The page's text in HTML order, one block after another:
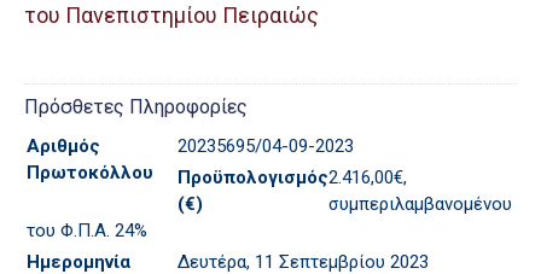
του Πανεπιστημίου Πειραιώς
Πρόσθετες Πληροφορίες
Αριθμός
Πρωτοκόλλου
20235695/04-09-2023
Προϋπολογισμός
(€)
2.416,00€,
συμπεριλαμβανομένου
του Φ.Π.Α. 24%
Ημερομηνία
Δευτέρα, 11 Σεπτεμβρίου 2023